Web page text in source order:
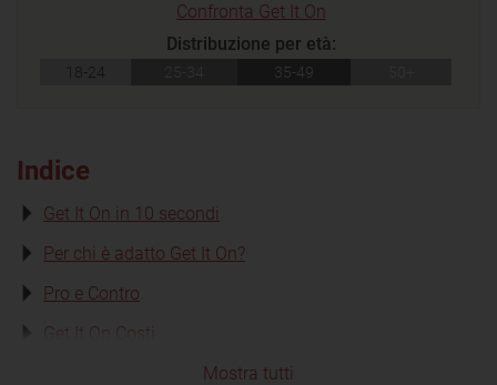
Confronta Get It On
Distribuzione per età:
18-24 35-49
Indice
Get It On in 10 secondi
Per chi è adatto Get It On?
Pro e Contro
Get It On Costi
Mostra tutti